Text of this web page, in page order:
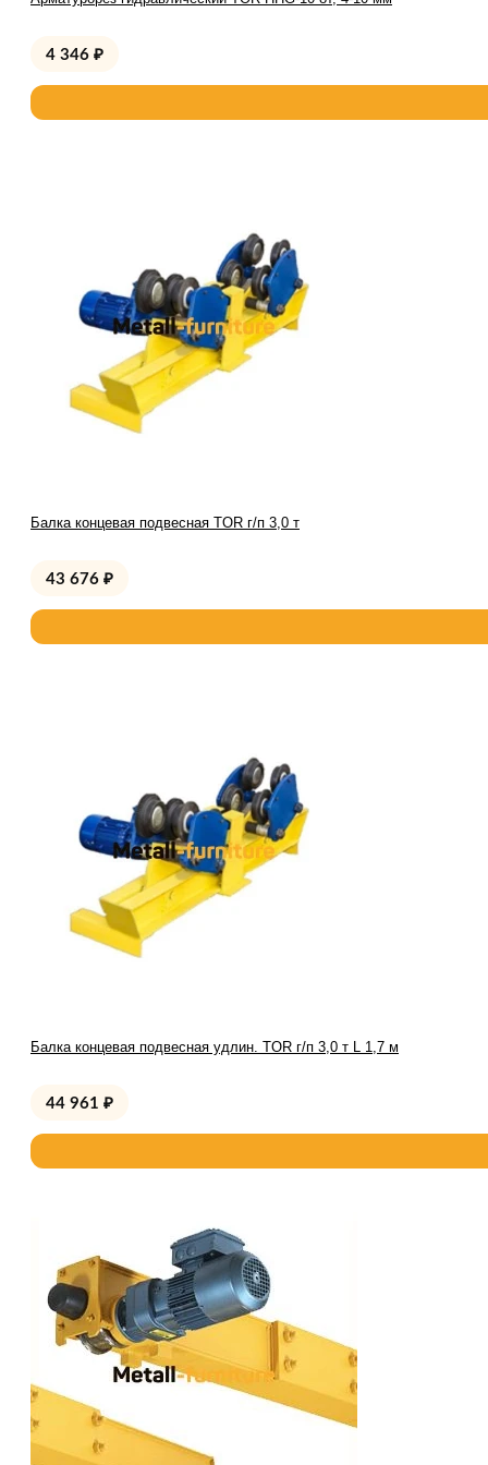
4 346 ₽
Балка концевая подвесная TOR г/п 3,0 т
43 676 ₽
Балка концевая подвесная удлин. TOR г/п 3,0 т L 1,7 м
44 961 ₽